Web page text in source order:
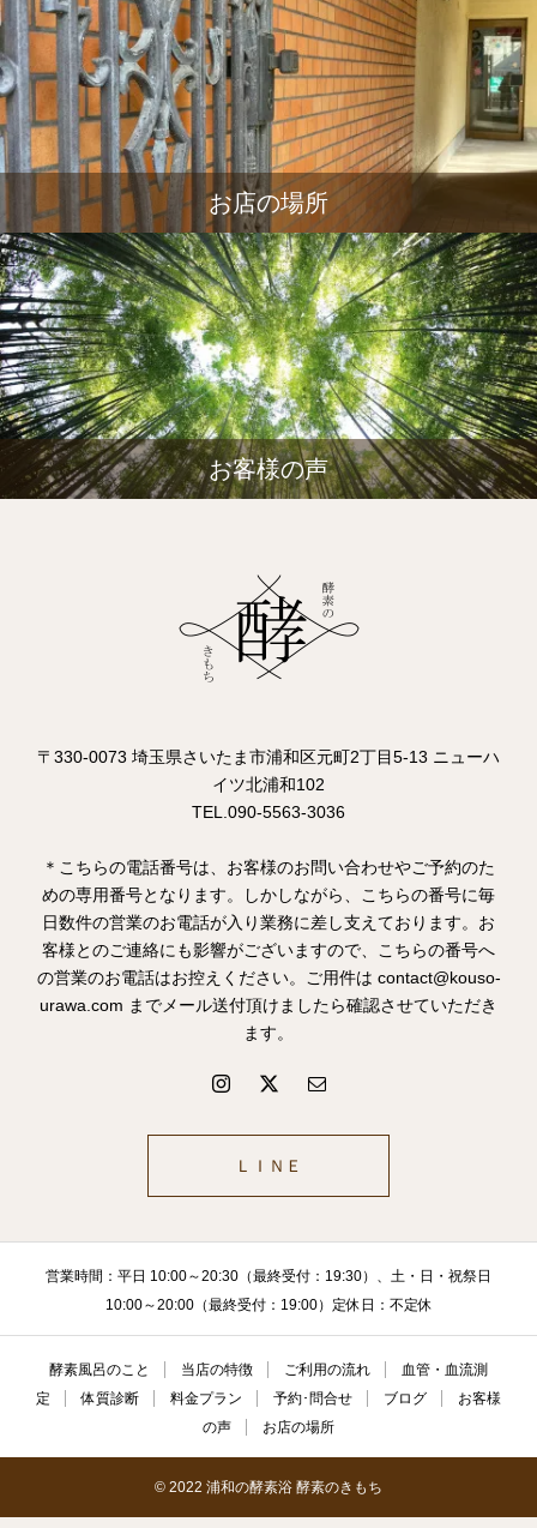
お店の場所
お客様の声
〒330-0073 埼玉県さいたま市浦和区元町2丁目5-13 ニューハ
イツ北浦和102
TEL.090-5563-3036
＊こちらの電話番号は、お客様のお問い合わせやご予約のた
めの専用番号となります。しかしながら、こちらの番号に毎
日数件の営業のお電話が入り業務に差し支えております。お
客様とのご連絡にも影響がございますので、こちらの番号へ
の営業のお電話はお控えください。ご用件は contact@kouso-
urawa.com までメール送付頂けましたら確認させていただき
ます。
ＬＩＮＥ
営業時間：平日 10:00～20:30（最終受付：19:30）、土・日・祝祭日
10:00～20:00（最終受付：19:00）定休日：不定休
酵素風呂のこと 当店の特徴 ご利用の流れ
血管・血流測
定
体質診断 料金プラン 予約･問合せ ブログ
お客様
の声
お店の場所
© 2022 浦和の酵素浴 酵素のきもち